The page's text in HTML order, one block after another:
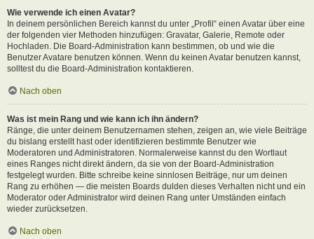
Wie verwende ich einen Avatar?
In deinem persönlichen Bereich kannst du unter „Profil“ einen Avatar über eine
der folgenden vier Methoden hinzufügen: Gravatar, Galerie, Remote oder
Hochladen. Die Board-Administration kann bestimmen, ob und wie die
Benutzer Avatare benutzen können. Wenn du keinen Avatar benutzen kannst,
solltest du die Board-Administration kontaktieren.
Nach oben
Was ist mein Rang und wie kann ich ihn ändern?
Ränge, die unter deinem Benutzernamen stehen, zeigen an, wie viele Beiträge
du bislang erstellt hast oder identifizieren bestimmte Benutzer wie
Moderatoren und Administratoren. Normalerweise kannst du den Wortlaut
eines Ranges nicht direkt ändern, da sie von der Board-Administration
festgelegt wurden. Bitte schreibe keine sinnlosen Beiträge, nur um deinen
Rang zu erhöhen — die meisten Boards dulden dieses Verhalten nicht und ein
Moderator oder Administrator wird deinen Rang unter Umständen einfach
wieder zurücksetzen.
Nach oben